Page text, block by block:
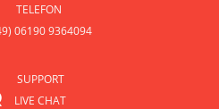
TELEFON
06190 9364094
SUPPORT
LIVE CHAT